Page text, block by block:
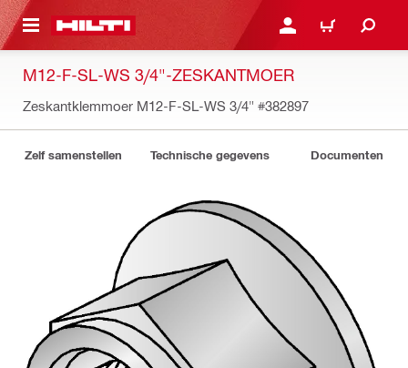
HOOFDINHOUD AANMELDEN OF
WINKELWAGEN
M12-F-SL-WS 3/4"-ZESKANTMOER
Zeskantklemmoer M12-F-SL-WS 3/4" #382897
Zelf samenstellen Technische gegevens Documenten